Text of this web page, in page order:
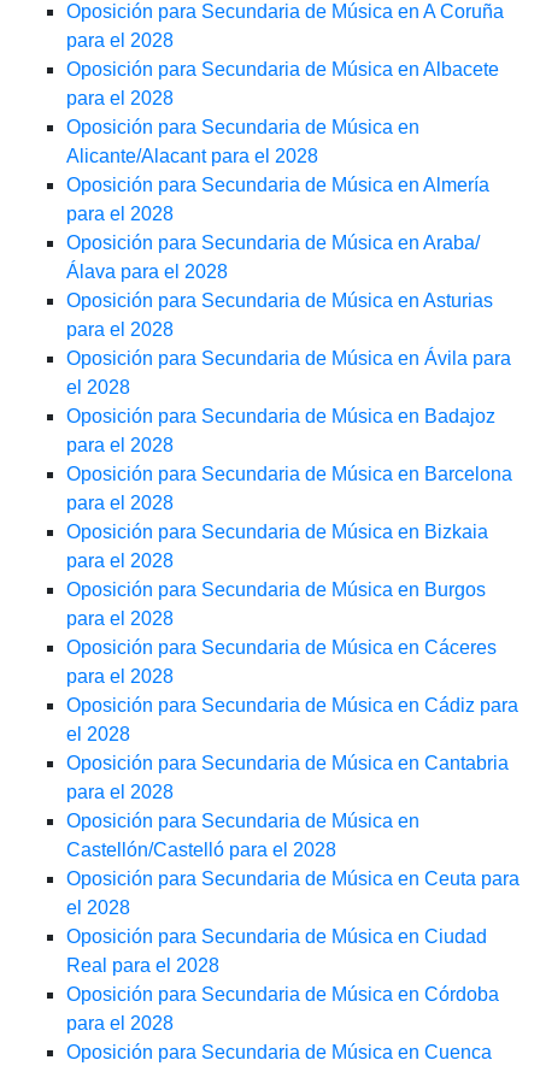
Oposición para Secundaria de Música en A Coruña
para el 2028
Oposición para Secundaria de Música en Albacete
para el 2028
Oposición para Secundaria de Música en
Alicante/Alacant para el 2028
Oposición para Secundaria de Música en Almería
para el 2028
Oposición para Secundaria de Música en Araba/
Álava para el 2028
Oposición para Secundaria de Música en Asturias
para el 2028
Oposición para Secundaria de Música en Ávila para
el 2028
Oposición para Secundaria de Música en Badajoz
para el 2028
Oposición para Secundaria de Música en Barcelona
para el 2028
Oposición para Secundaria de Música en Bizkaia
para el 2028
Oposición para Secundaria de Música en Burgos
para el 2028
Oposición para Secundaria de Música en Cáceres
para el 2028
Oposición para Secundaria de Música en Cádiz para
el 2028
Oposición para Secundaria de Música en Cantabria
para el 2028
Oposición para Secundaria de Música en
Castellón/Castelló para el 2028
Oposición para Secundaria de Música en Ceuta para
el 2028
Oposición para Secundaria de Música en Ciudad
Real para el 2028
Oposición para Secundaria de Música en Córdoba
para el 2028
Oposición para Secundaria de Música en Cuenca